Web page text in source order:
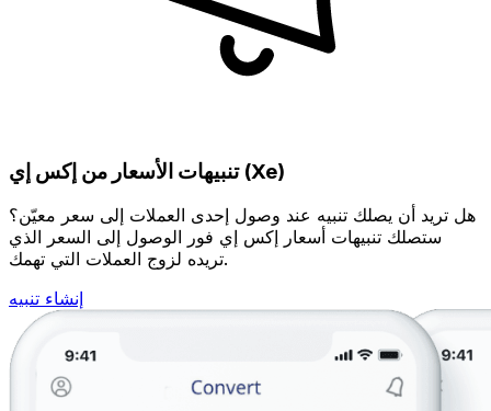
تنبيهات الأسعار من إكس إي (Xe)
هل تريد أن يصلك تنبيه عند وصول إحدى العملات إلى سعر معيّن؟
ستصلك تنبيهات أسعار إكس إي فور الوصول إلى السعر الذي
تريده لزوج العملات التي تهمك.
إنشاء تنبيه